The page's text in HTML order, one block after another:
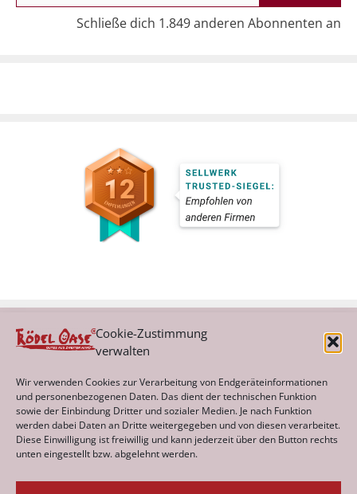
Cookie-Zustimmung
verwalten
Wir verwenden Cookies zur Verarbeitung von Endgeräteinformationen
und personenbezogenen Daten. Das dient der technischen Funktion
sowie der Einbindung Dritter und sozialer Medien. Je nach Funktion
werden dabei Daten an Dritte weitergegeben und von diesen verarbeitet.
Diese Einwilligung ist freiwillig und kann jederzeit über den Button rechts
unten eingestellt bzw. abgelehnt werden.
Schließe dich 1.849 anderen Abonnenten an
Archiv